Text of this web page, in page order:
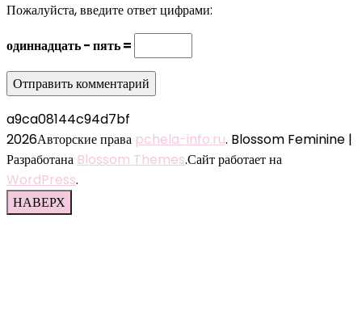
Пожалуйста, введите ответ цифрами:
одиннадцать − пять =
a9ca08144c94d7bf
2026Авторские права pchela-info.ru. Blossom Feminine |
Разработана Blossom Themes.Сайт работает на
WordPress.
НАВЕРХ